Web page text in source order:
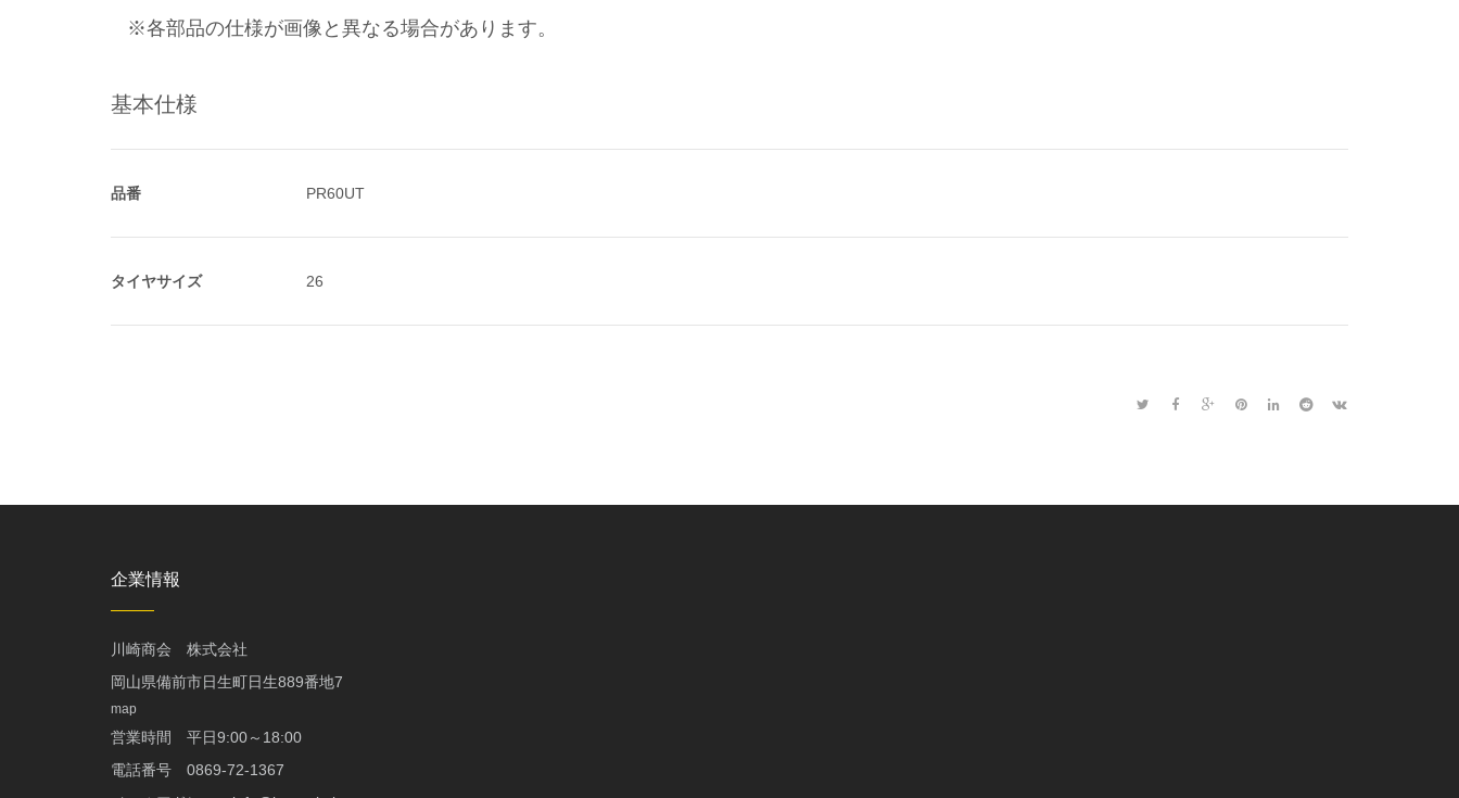
※各部品の仕様が画像と異なる場合があります。
基本仕様
品番 PR60UT
タイヤサイズ 26
企業情報
川崎商会 株式会社
岡山県備前市日生町日生889番地7
map
営業時間 平日9:00～18:00
電話番号 0869-72-1367